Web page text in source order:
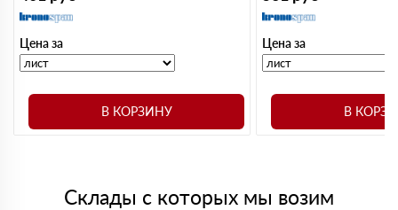
Цена за
В КОРЗИНУ
Цена за
В
Склады с которых мы возим